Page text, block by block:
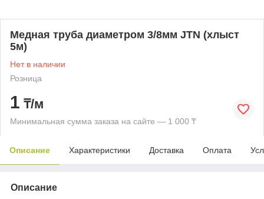
Медная труба диаметром 3/8мм JTN (хлыст
5м)
Нет в наличии
Розница
1 ₸/м
Минимальная сумма заказа на сайте — 1 000 ₸
Описание Характеристики Доставка Оплата
Описание